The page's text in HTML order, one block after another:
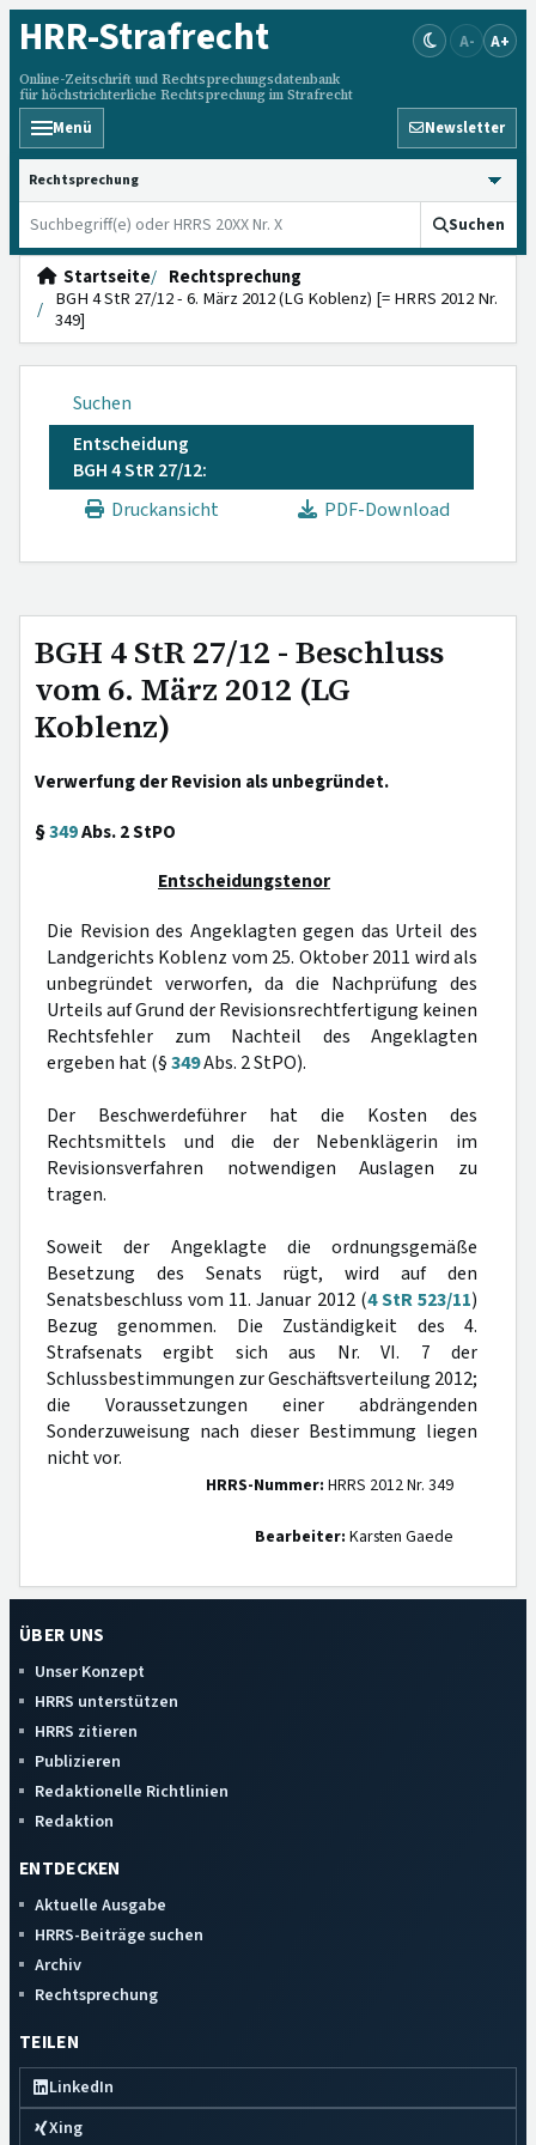
HRR-Strafrecht
Online-Zeitschrift und Rechtsprechungsdatenbank
für höchstrichterliche Rechtsprechung im Strafrecht
A- A+
Menü Newsletter
HRRS durchsuchen
Suchen
Startseite
Rechtsprechung
BGH 4 StR 27/12 - 6. März 2012 (LG Koblenz) [= HRRS 2012 Nr.
349]
Suchen
Entscheidung
BGH 4 StR 27/12:
Druckansicht
PDF-Download
BGH 4 StR 27/12 - Beschluss
vom 6. März 2012 (LG
Koblenz)
Verwerfung der Revision als unbegründet.
§349Abs. 2 StPO
Entscheidungstenor
Die Revision des Angeklagten gegen das Urteil des
Landgerichts Koblenz vom 25. Oktober 2011 wird als
unbegründet verworfen, da die Nachprüfung des
Urteils auf Grund der Revisionsrechtfertigung keinen
Rechtsfehler zum Nachteil des Angeklagten
ergeben hat (§349Abs. 2 StPO).
Der Beschwerdeführer hat die Kosten des
Rechtsmittels und die der Nebenklägerin im
Revisionsverfahren notwendigen Auslagen zu
tragen.
Soweit der Angeklagte die ordnungsgemäße
Besetzung des Senats rügt, wird auf den
Senatsbeschluss vom 11. Januar 2012 (4 StR 523/11)
Bezug genommen. Die Zuständigkeit des 4.
Strafsenats ergibt sich aus Nr. VI. 7 der
Schlussbestimmungen zur Geschäftsverteilung 2012;
die Voraussetzungen einer abdrängenden
Sonderzuweisung nach dieser Bestimmung liegen
nicht vor.
HRRS-Nummer: HRRS 2012 Nr. 349
Bearbeiter: Karsten Gaede
ÜBER UNS
Unser Konzept
HRRS unterstützen
HRRS zitieren
Publizieren
Redaktionelle Richtlinien
Redaktion
ENTDECKEN
Aktuelle Ausgabe
HRRS-Beiträge suchen
Archiv
Rechtsprechung
TEILEN
LinkedIn
Xing